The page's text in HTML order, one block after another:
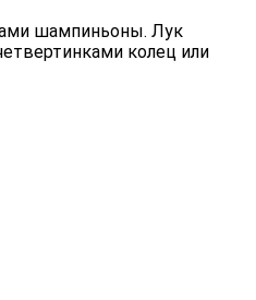
шампиньоны. Лук
колец или